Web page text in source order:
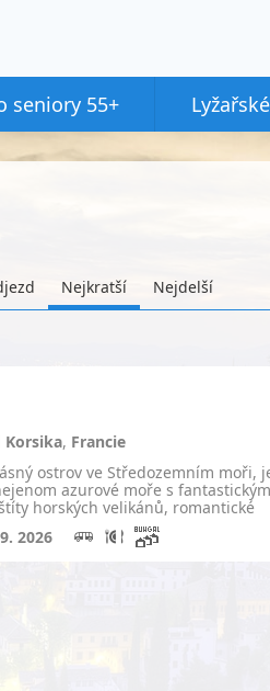
seniory 55+
Nejkratší Nejdelší
Korsika, Francie
ostrov ve Středozemním moři,
azurové moře s fantastickým
horských velikánů, romantické
2026